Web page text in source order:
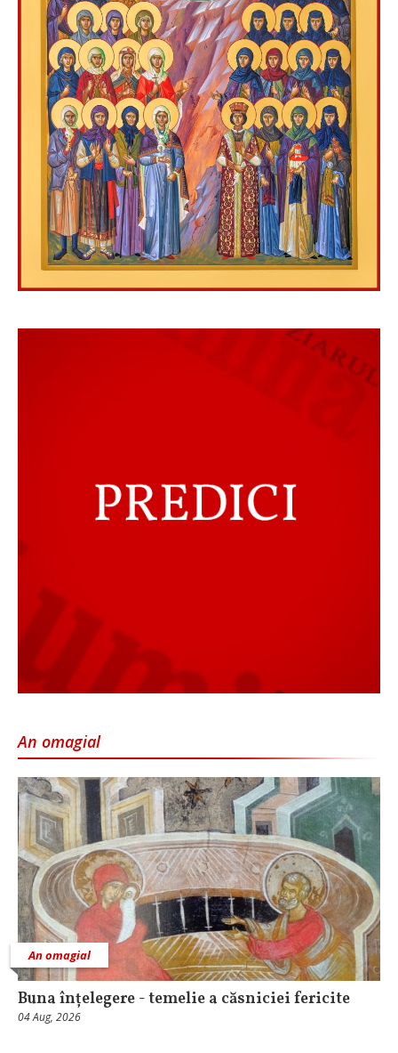
An omagial
An omagial
Buna înțelegere - temelie a căsniciei fericite
04 Aug, 2026